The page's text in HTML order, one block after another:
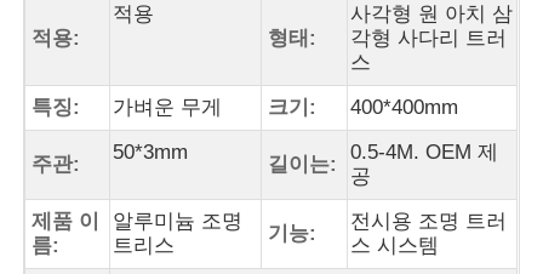
적용:
적용
형태:
사각형 원 아치 삼
각형 사다리 트러
스
특징:
가벼운 무게 크기: 400*400mm
주관:
50*3mm
길이는:
0.5-4M. OEM 제
공
제품 이
름:
알루미늄 조명
트리스
기능:
전시용 조명 트러
스 시스템